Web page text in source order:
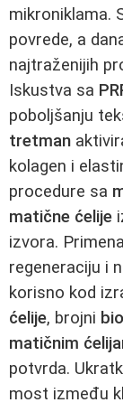
mikroniklama.
povrede, a
najtraženijih
Iskustva sa
poboljšanju
tretman
kolagen i
procedure sa
matične ćelije
izvora. Primena
regeneraciju i
korisno kod
ćelije, brojni
matičnim
potvrda.
most između